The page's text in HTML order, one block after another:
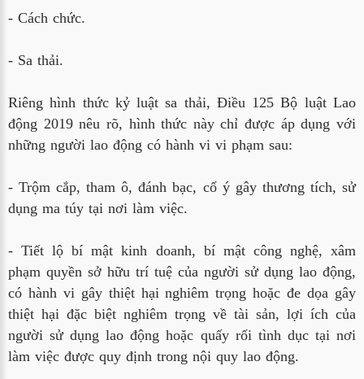
- Cách chức.
- Sa thải.
Riêng hình thức kỷ luật sa thải, Điều 125 Bộ luật Lao
động 2019 nêu rõ, hình thức này chỉ được áp dụng với
những người lao động có hành vi vi phạm sau:
- Trộm cắp, tham ô, đánh bạc, cố ý gây thương tích, sử
dụng ma túy tại nơi làm việc.
- Tiết lộ bí mật kinh doanh, bí mật công nghệ, xâm
phạm quyền sở hữu trí tuệ của người sử dụng lao động,
có hành vi gây thiệt hại nghiêm trọng hoặc đe dọa gây
thiệt hại đặc biệt nghiêm trọng về tài sản, lợi ích của
người sử dụng lao động hoặc quấy rối tình dục tại nơi
làm việc được quy định trong nội quy lao động.